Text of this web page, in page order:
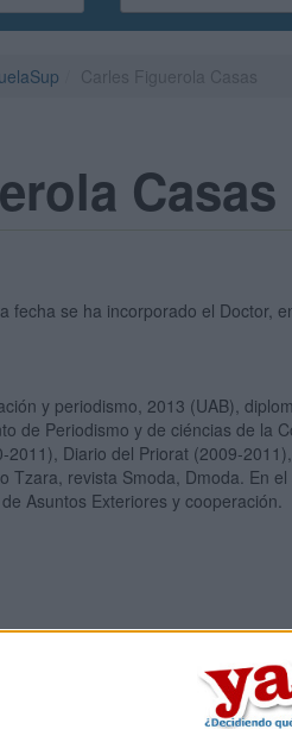
Casas
fecha se ha incorporado el Doctor,
y periodismo, 2013 (UAB),
de Periodismo y de ciéncias de la
Diario del Priorat (2009-
Tzara, revista Smoda, Dmoda. En
Asuntos Exteriores y cooperación.